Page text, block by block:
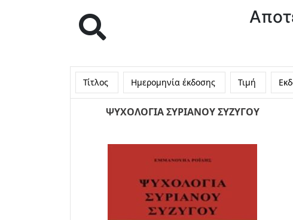
Τίτλος Ημερομηνία έκδοσης Τιμή
ΨΥΧΟΛΟΓΙΑ ΣΥΡΙΑΝΟΥ ΣΥΖΥΓΟΥ